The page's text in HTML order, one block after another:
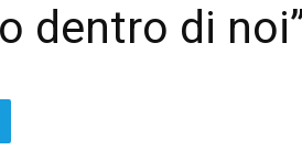
dentro di